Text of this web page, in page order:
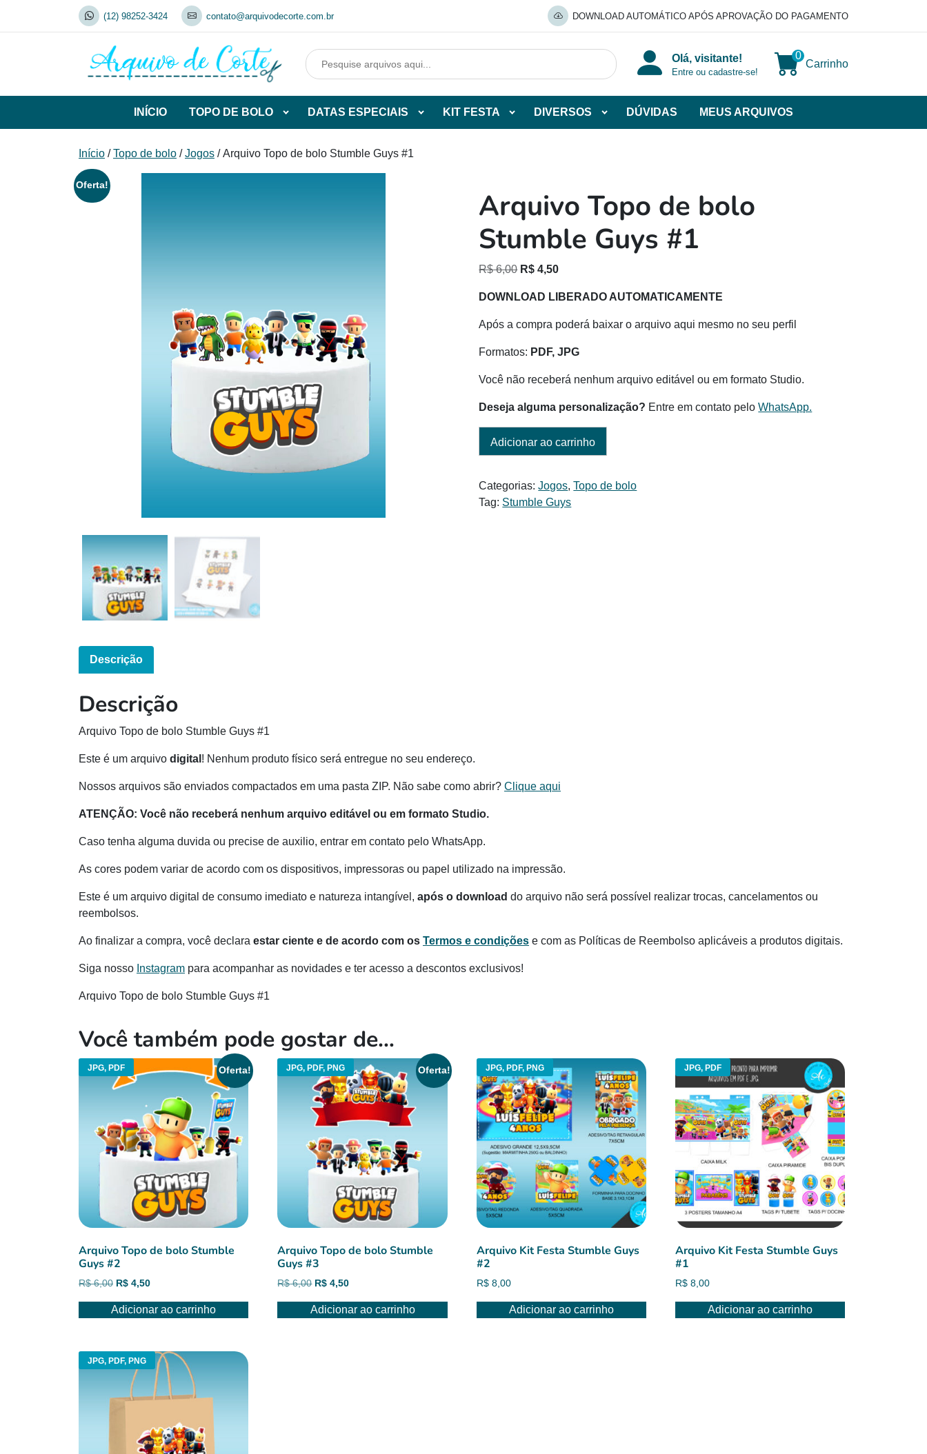
(12) 98252-3424 contato@arquivodecorte.com.br DOWNLOAD AUTOMÁTICO APÓS APROVAÇÃO DO PAGAMENTO
Olá, visitante!
Entre ou cadastre-se!
0
Carrinho
INÍCIO TOPO DE BOLO
de
DATAS ESPECIAIS KIT FESTA DIVERSOS DÚVIDAS MEUS ARQUIVOS
Início /Topo de bolo /Jogos / Arquivo Topo de bolo Stumble Guys #1
Oferta!
Arquivo Topo de bolo
Stumble Guys #1
R$6,00 O
original
R$ 4,50O
atual
DOWNLOAD LIBERADO AUTOMATICAMENTE
Após a compra poderá baixar o arquivo aqui mesmo no seu perfil
Formatos: PDF, JPG
Você não receberá nenhum arquivo editável ou em formato Studio.
Deseja alguma personalização? Entre em contato peloWhatsApp.
Adicionar ao carrinho
Categorias:Jogos,Topo de bolo
Tag: Stumble Guys
Descrição
Descrição
Arquivo Topo de bolo Stumble Guys #1
Este é um arquivo digital ! Nenhum produto físico será entregue no seu endereço.
Nossos arquivos são enviados compactados em uma pasta ZIP. Não sabe como abrir? Clique aqui
ATENÇÃO: Você não receberá nenhum arquivo editável ou em formato Studio.
Caso tenha alguma duvida ou precise de auxilio, entrar em contato pelo WhatsApp.
As cores podem variar de acordo com os dispositivos, impressoras ou papel utilizado na impressão.
Este é um arquivo digital de consumo imediato e natureza intangível, após o download do arquivo não será possível realizar trocas, cancelamentos ou
reembolsos.
Ao finalizar a compra, você declara estar ciente e de acordo com os Termos e condições e com as Políticas de Reembolso aplicáveis a produtos digitais.
Siga nosso Instagram para acompanhar as novidades e ter acesso a descontos exclusivos!
Arquivo Topo de bolo Stumble Guys #1
Você também pode gostar de…
JPG, PDF Oferta!
Arquivo Topo de bolo Stumble
Guys #2
R$6,00 O
original
R$ 4,50O
atual
Adicionar ao carrinho
JPG, PDF, PNG Oferta!
Arquivo Topo de bolo Stumble
Guys #3
R$6,00 O
original
R$ 4,50O
atual
Adicionar ao carrinho
JPG, PDF, PNG
Arquivo Kit Festa Stumble Guys
#2
R$8,00
Adicionar ao carrinho
JPG, PDF
Arquivo Kit Festa Stumble Guys
#1
R$ 8,00
Adicionar ao carrinho
JPG, PDF, PNG